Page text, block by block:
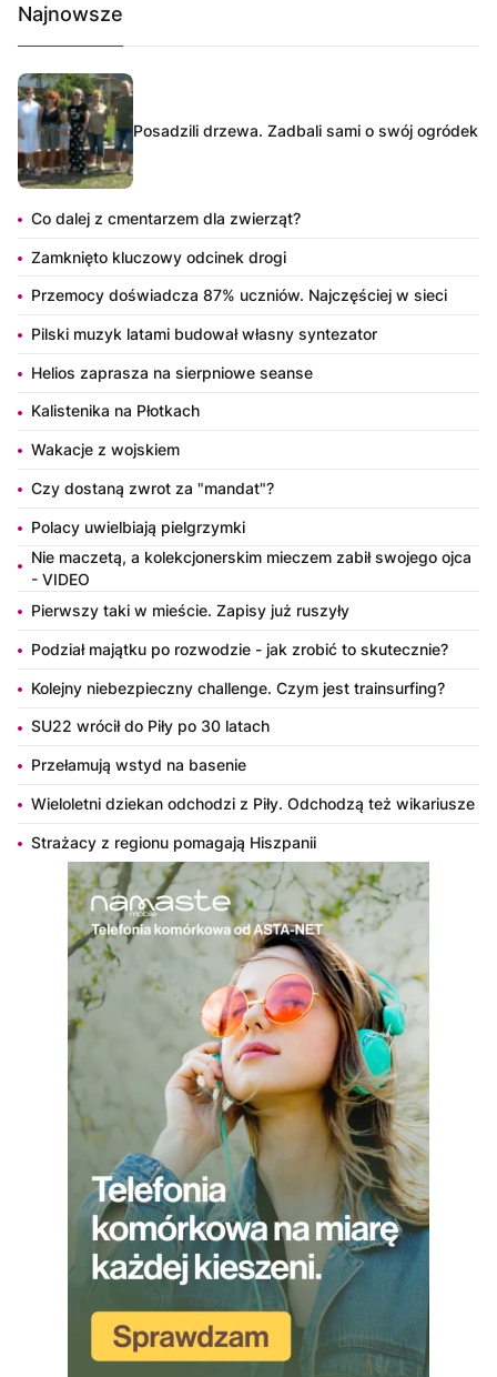
Najnowsze
Posadzili drzewa. Zadbali sami o swój ogródek
Co dalej z cmentarzem dla zwierząt?
Zamknięto kluczowy odcinek drogi
Przemocy doświadcza 87% uczniów. Najczęściej w sieci
Pilski muzyk latami budował własny syntezator
Helios zaprasza na sierpniowe seanse
Kalistenika na Płotkach
Wakacje z wojskiem
Czy dostaną zwrot za "mandat"?
Polacy uwielbiają pielgrzymki
Nie maczetą, a kolekcjonerskim mieczem zabił swojego ojca
- VIDEO
Pierwszy taki w mieście. Zapisy już ruszyły
Podział majątku po rozwodzie - jak zrobić to skutecznie?
Kolejny niebezpieczny challenge. Czym jest trainsurfing?
SU22 wrócił do Piły po 30 latach
Przełamują wstyd na basenie
Wieloletni dziekan odchodzi z Piły. Odchodzą też wikariusze
Strażacy z regionu pomagają Hiszpanii